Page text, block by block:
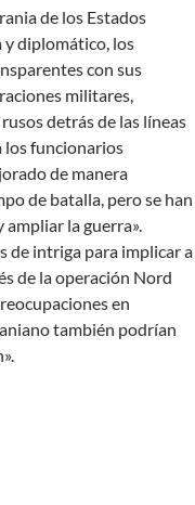
de los Estados
y diplomático, los
con sus
militares,
detrás de las líneas
los funcionarios
de manera
de batalla, pero se han
ampliar la guerra».
de intriga para implicar a
de la operación Nord
en
también podrían